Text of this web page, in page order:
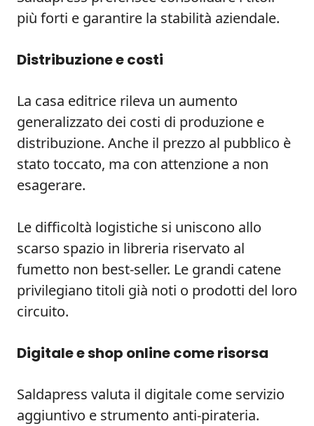
più forti e garantire la stabilità aziendale.
Distribuzione e costi
La casa editrice rileva un aumento
generalizzato dei costi di produzione e
distribuzione. Anche il prezzo al pubblico è
stato toccato, ma con attenzione a non
esagerare.
Le difficoltà logistiche si uniscono allo
scarso spazio in libreria riservato al
fumetto non best-seller. Le grandi catene
privilegiano titoli già noti o prodotti del loro
circuito.
Digitale e shop online come risorsa
Saldapress valuta il digitale come servizio
aggiuntivo e strumento anti-pirateria.